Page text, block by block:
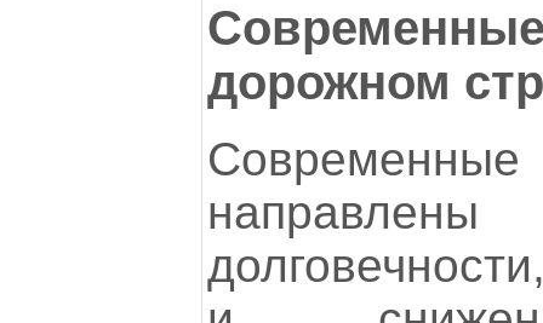
дорожном